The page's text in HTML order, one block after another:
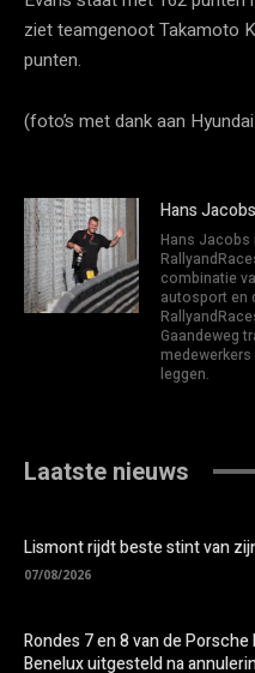
ziet teamgenoot Takamoto
punten.
(foto’s met dank aan
Hans Jacobs
Hans Jacobs
combinatie
autosport en
Gaandeweg
leggen.
Laatste nieuws
Lismont rijdt beste stint van
07/08/2026
Rondes 7 en 8 van de Porsche
Benelux uitgesteld na